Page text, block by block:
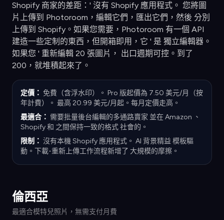
Shopify 商家的差距：' 沒有 Shopify 應用程式。 您將圖
片上傳到 Photoroom，編輯它們，匯出它們，然後 分別
上傳到 Shopify。如果您需要，Photoroom 有一個 API
建造一些定制的東西，但開箱即用，它 ' 是 獨立編輯器。
如果您 ' 重新編輯 20 張圖片， 出口週期可控。到了
200，就堆積起來了。
定價： 免費（含浮水印）。 Pro 版起價為 7.50 美元/月（按
年計費）。 最高 20.99 美元/月起。每月定價走高。
最適合： 需要批量後台編輯的多通路賣家 並在 Amazon 、
Shopify 和 之間保持一致的格式 社會的。
限制： 沒有本機 Shopify 應用程式。 AI 背景精益 模板驅
動。下載-重新上傳工作流程新增了 大規模的摩擦。
倫西亞
最適合模特兒照片，無需支付月費